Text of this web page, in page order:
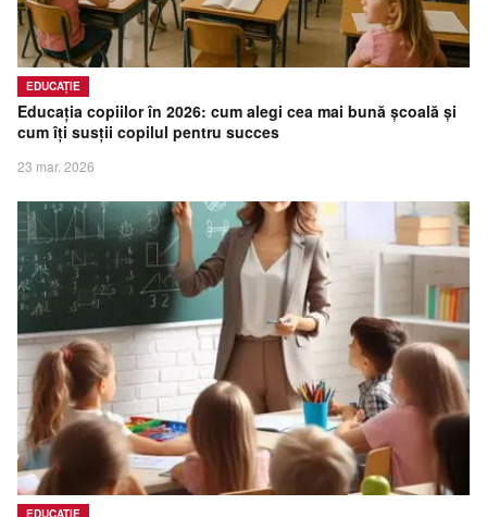
EDUCAȚIE
Educația copiilor în 2026: cum alegi cea mai bună școală și
cum îți susții copilul pentru succes
23 mar. 2026
EDUCAȚIE